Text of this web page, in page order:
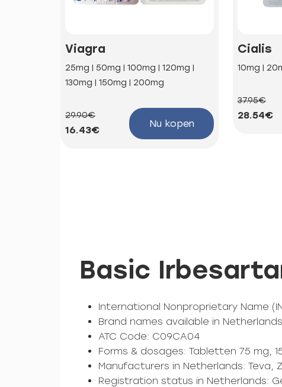
Viagra
25mg | 50mg | 100mg | 120mg |
130mg | 150mg | 200mg
29.90€
16.43€
Nu kopen
Cialis
10mg |
37.95€
28.54€
Basic
International Nonproprietary Name
Brand names available in
ATC Code: C09CA04
Forms & dosages: Tabletten 75 mg,
Manufacturers in Netherlands: Teva,
Registration status in Netherlands: